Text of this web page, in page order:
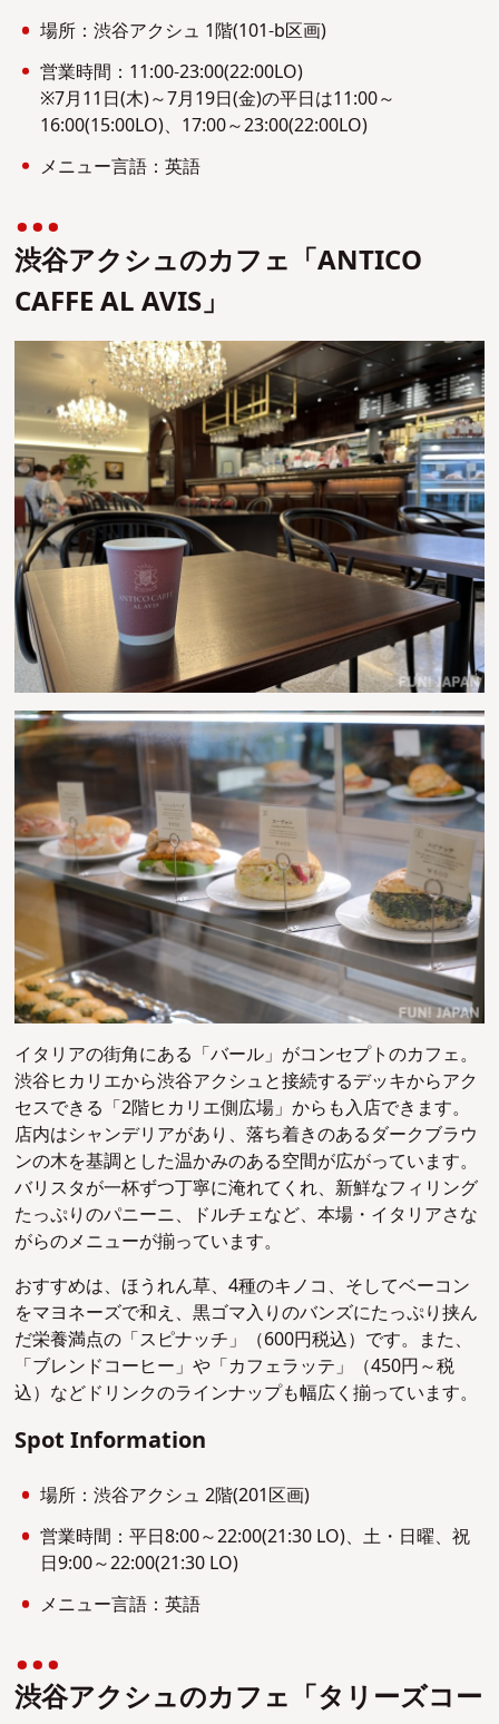
場所：渋谷アクシュ 1階(101-b区画)
営業時間：11:00-23:00(22:00LO)
※7月11日(木)～7月19日(金)の平日は11:00～
16:00(15:00LO)、17:00～23:00(22:00LO)
メニュー言語：英語
渋谷アクシュのカフェ「ANTICO
CAFFE AL AVIS」
イタリアの街角にある「バール」がコンセプトのカフェ。
渋谷ヒカリエから渋谷アクシュと接続するデッキからアク
セスできる「2階ヒカリエ側広場」からも入店できます。
店内はシャンデリアがあり、落ち着きのあるダークブラウ
ンの木を基調とした温かみのある空間が広がっています。
バリスタが一杯ずつ丁寧に淹れてくれ、新鮮なフィリング
たっぷりのパニーニ、ドルチェなど、本場・イタリアさな
がらのメニューが揃っています。
おすすめは、ほうれん草、4種のキノコ、そしてベーコン
をマヨネーズで和え、黒ゴマ入りのバンズにたっぷり挟ん
だ栄養満点の「スピナッチ」（600円税込）です。また、
「ブレンドコーヒー」や「カフェラッテ」（450円～税
込）などドリンクのラインナップも幅広く揃っています。
Spot Information
場所：渋谷アクシュ 2階(201区画)
営業時間：平日8:00～22:00(21:30 LO)、土・日曜、祝
日9:00～22:00(21:30 LO)
メニュー言語：英語
渋谷アクシュのカフェ「タリーズコー